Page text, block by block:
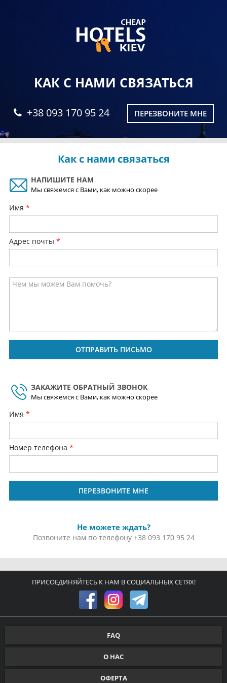
КАК С НАМИ СВЯЗАТЬСЯ
+38 093 170 95 24 ПЕРЕЗВОНИТЕ МНЕ
Как с нами связаться
НАПИШИТЕ НАМ
Мы свяжемся с Вами, как можно скорее
Имя
Адрес почты
ОТПРАВИТЬ ПИСЬМО
ЗАКАЖИТЕ ОБРАТНЫЙ ЗВОНОК
Мы свяжемся с Вами, как можно скорее
Имя
Номер телефона
ПЕРЕЗВОНИТЕ МНЕ
Не можете ждать?
Позвоните нам по телефону +38 093 170 95 24
ПРИСОЕДИНЯЙТЕСЬ К НАМ В СОЦИАЛЬНЫХ СЕТЯХ!
FAQ
О НАС
ОФЕРТА